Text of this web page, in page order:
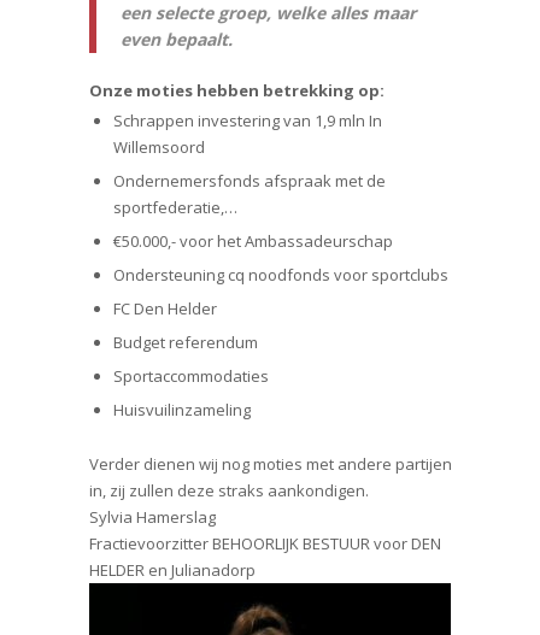
een selecte groep, welke alles maar
even bepaalt.
Onze moties hebben betrekking op:
Schrappen investering van 1,9 mln In
Willemsoord
Ondernemersfonds afspraak met de
sportfederatie,…
€50.000,- voor het Ambassadeurschap
Ondersteuning cq noodfonds voor sportclubs
FC Den Helder
Budget referendum
Sportaccommodaties
Huisvuilinzameling
Verder dienen wij nog moties met andere partijen
in, zij zullen deze straks aankondigen.
Sylvia Hamerslag
Fractievoorzitter BEHOORLIJK BESTUUR voor DEN
HELDER en Julianadorp